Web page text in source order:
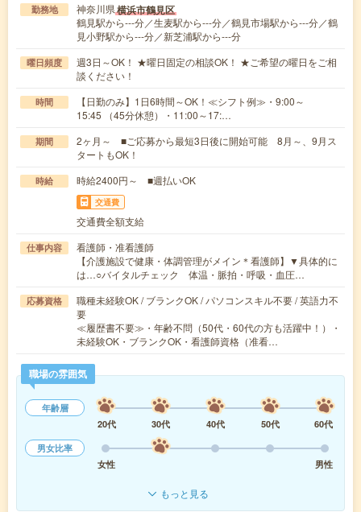
勤務地 神奈川県横浜市鶴見区
鶴見駅から---分／生麦駅から---分／鶴見市場駅から---分／鶴
見小野駅から---分／新芝浦駅から---分
曜日頻度
週3日～OK！ ★曜日固定の相談OK！ ★ご希望の曜日をご相
談ください！
時間
【日勤のみ】1日6時間～OK！≪シフト例≫・9:00～
15:45 （45分休憩）・11:00～17:…
期間
2ヶ月～ ■ご応募から最短3日後に開始可能 8月～、9月ス
タートもOK！
時給 時給2400円～ ■週払いOK
交通費
交通費全額支給
仕事内容
看護師・准看護師
【介護施設で健康・体調管理がメイン＊看護師】▼具体的に
は…○バイタルチェック 体温・脈拍・呼吸・血圧…
応募資格
職種未経験OK / ブランクOK / パソコンスキル不要 / 英語力不
要
≪履歴書不要≫・年齢不問（50代・60代の方も活躍中！）・
未経験OK・ブランクOK・看護師資格（准看…
職場の雰囲気
年齢層
20代
30代 40代 50代
60代
男女比率
女性
男性
もっと見る